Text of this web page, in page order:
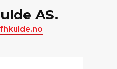
AS.